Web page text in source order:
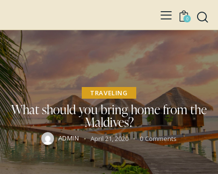
0
TRAVELING
What should you bring home from the
Maldives?
ADMIN April 21, 2020 0 Comments